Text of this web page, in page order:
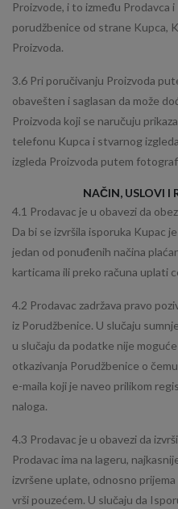
Proizvode, i to između Prodavca
porudžbenice od strane Kupca,
Proizvoda.
3.6 Pri poručivanju Proizvoda
obavešten i saglasan da može
Proizvoda koji se naručuju
telefonu Kupca i stvarnog
izgleda Proizvoda putem
NAČIN, USLOVI I
4.1 Prodavac je u obavezi da
Da bi se izvršila isporuka Kupac
jedan od ponuđenih načina
karticama ili preko računa uplati
4.2 Prodavac zadržava pravo
iz Porudžbenice. U slučaju
u slučaju da podatke nije
otkazivanja Porudžbenice o
e-maila koji je naveo prilikom
naloga.
4.3 Prodavac je u obavezi da
Prodavac ima na lageru,
izvršene uplate, odnosno
vrši pouzećem. U slučaju da